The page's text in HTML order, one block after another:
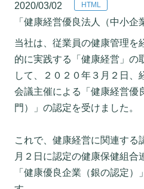
2020/03/02
「健康経営優良法人（中小
当社は、従業員の健康管理を
的に実践する「健康経営」の
して、２０２０年３月２日、
会議主催による「健康経営優
門）」の認定を受けました。
これで、健康経営に関連する
月２日に認定の健康保健組合
「健康優良企業（銀の認定